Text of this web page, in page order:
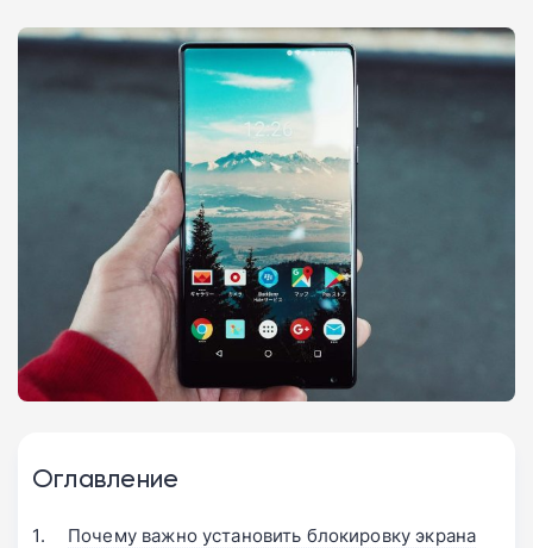
Оглавление
Почему важно установить блокировку экрана